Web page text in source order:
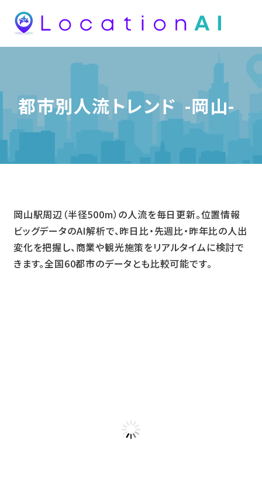
都市別人流トレンド -岡山-
岡山駅周辺（半径500m）の人流を毎日更新。位置情報
ビッグデータのAI解析で、昨日比・先週比・昨年比の人出
変化を把握し、商業や観光施策をリアルタイムに検討で
きます。全国60都市のデータとも比較可能です。